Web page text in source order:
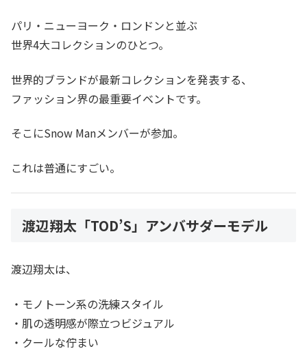
パリ・ニューヨーク・ロンドンと並ぶ
世界4大コレクションのひとつ。
世界的ブランドが最新コレクションを発表する、
ファッション界の最重要イベントです。
そこにSnow Manメンバーが参加。
これは普通にすごい。
渡辺翔太「TOD’S」アンバサダーモデル
渡辺翔太は、
・モノトーン系の洗練スタイル
・肌の透明感が際立つビジュアル
・クールな佇まい